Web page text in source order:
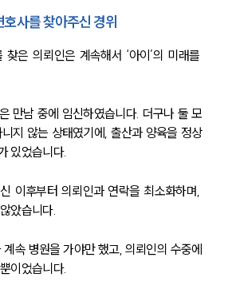
사를 찾아주신 경위
찾은 의뢰인은 계속해서 ‘아이’의 미래를
만남 중에 임신하였습니다. 더구나 둘 모
지 않는 상태였기에, 출산과 양육을 정상
있었습니다.
이후부터 의뢰인과 연락을 최소화하며,
았습니다.
속 병원을 가야만 했고, 의뢰인의 수중에
이었습니다.